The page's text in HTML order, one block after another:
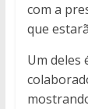
com a
que
Um deles